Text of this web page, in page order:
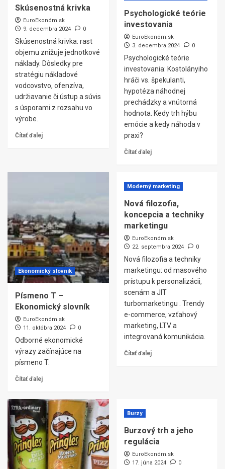
Skúsenostná krivka
EuroEkonóm.sk
9. decembra 2024
0
Skúsenostná krivka: rast
objemu znižuje jednotkové
náklady. Dôsledky pre
stratégiu nákladové
vodcovstvo, ofenzíva,
udržiavanie či ústup a súvis
s úsporami z rozsahu vo
výrobe.
Čítať ďalej
Psychologické teórie
investovania
EuroEkonóm.sk
3. decembra 2024
0
Psychologické teórie
investovania: Kostolányiho
hráči vs. špekulanti,
hypotéza náhodnej
prechádzky a vnútorná
hodnota. Kedy trh hýbu
emócie a kedy náhoda v
praxi?
Čítať ďalej
Ekonomický slovník
Písmeno T –
Ekonomický slovník
EuroEkonóm.sk
11. októbra 2024
0
Odborné ekonomické
výrazy začínajúce na
písmeno T.
Čítať ďalej
Moderný marketing
Nová filozofia,
koncepcia a techniky
marketingu
EuroEkonóm.sk
22. septembra 2024
0
Nová filozofia a techniky
marketingu: od masového
prístupu k personalizácii,
scenám a JIT
turbomarketingu . Trendy
e-commerce, vzťahový
marketing, LTV a
integrovaná komunikácia.
Čítať ďalej
Burzy
Burzový trh a jeho
regulácia
EuroEkonóm.sk
17. júna 2024
0